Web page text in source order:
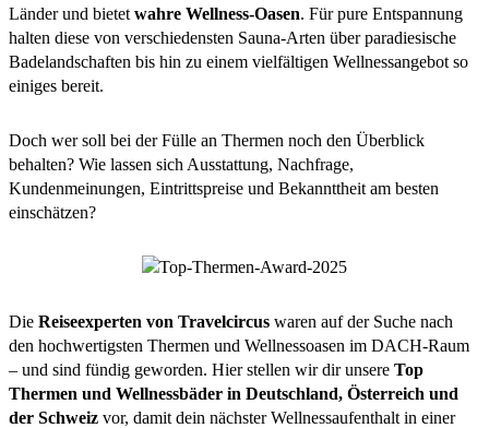
Länder und bietet wahre Wellness-Oasen. Für pure Entspannung
halten diese von verschiedensten Sauna-Arten über paradiesische
Badelandschaften bis hin zu einem vielfältigen Wellnessangebot so
einiges bereit.
Doch wer soll bei der Fülle an Thermen noch den Überblick
behalten? Wie lassen sich Ausstattung, Nachfrage,
Kundenmeinungen, Eintrittspreise und Bekannttheit am besten
einschätzen?
Die Reiseexperten von Travelcircus waren auf der Suche nach
den hochwertigsten Thermen und Wellnessoasen im DACH-Raum
– und sind fündig geworden. Hier stellen wir dir unsere Top
Thermen und Wellnessbäder in Deutschland, Österreich und
der Schweiz vor, damit dein nächster Wellnessaufenthalt in einer